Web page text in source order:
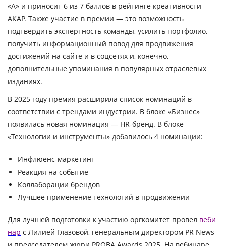
«А» и приносит 6 из 7 баллов в рейтинге креативности
АКАР. Также участие в премии — это возможность
подтвердить экспертность команды, усилить портфолио,
получить информационный повод для продвижения
достижений на сайте и в соцсетях и, конечно,
дополнительные упоминания в популярных отраслевых
изданиях.
В 2025 году премия расширила список номинаций в
соответствии с трендами индустрии. В блоке «Бизнес»
появилась новая номинация — HR-бренд. В блоке
«Технологии и инструменты» добавилось 4 номинации:
Инфлюенс-маркетинг
Реакция на событие
Коллаборации брендов
Лучшее применение технологий в продвижении
Для лучшей подготовки к участию оргкомитет провел веби
нар с Лилией Глазовой, генеральным директором PR News